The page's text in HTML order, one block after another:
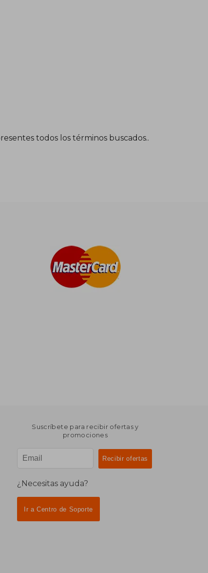
todos los términos buscados..
Suscríbete para recibir ofertas y
promociones
¿Necesitas ayuda?
Ir a Centro de Soporte